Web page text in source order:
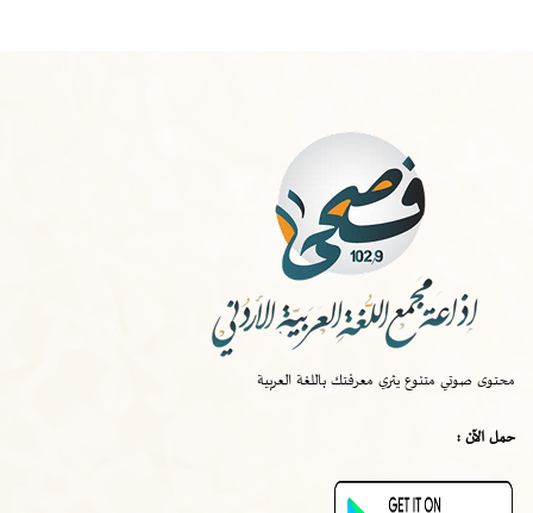
محتوى صوتي متنوع يثري معرفتك باللغة العربية
حمل الآن :
الخميس-١٠:٠٠ ص
صواب
قصة اختراع